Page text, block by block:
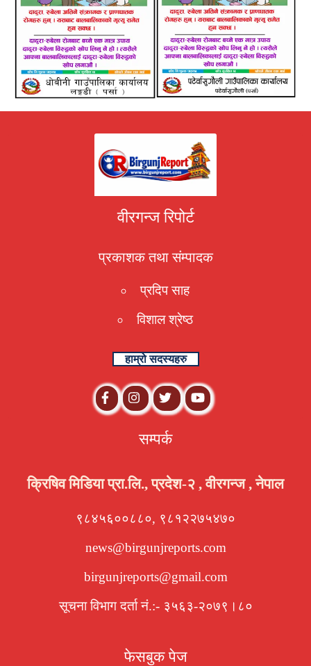
वीरगन्ज रिपोर्ट
प्रकाशक तथा संम्पादक
प्रदिप साह
विशाल श्रेष्ठ
हाम्रो सदस्यहरु
सम्पर्क
क्रिषिव मिडिया प्रा.लि., प्रदेश-२ , वीरगन्ज , नेपाल
९८४५६००८८०, ९८१२२७५४७०
news@birgunjreports.com
birgunjreports@gmail.com
सूचना विभाग दर्ता नं.:- ३५६३-२०७९।८०
फेसबुक पेज